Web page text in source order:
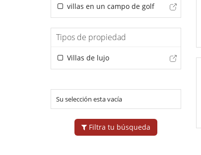
villas en un campo de golf
Tipos de propiedad
Villas de lujo
Su selección esta vacía
Filtra tu búsqueda